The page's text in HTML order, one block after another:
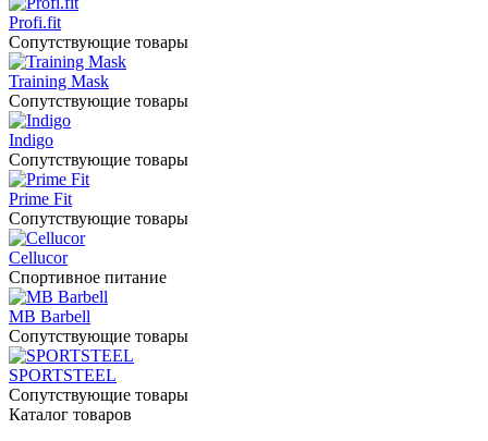
Profi.fit
Сопутствующие товары
Training Mask
Сопутствующие товары
Indigo
Сопутствующие товары
Prime Fit
Сопутствующие товары
Cellucor
Спортивное питание
MB Barbell
Сопутствующие товары
SPORTSTEEL
Сопутствующие товары
Каталог товаров